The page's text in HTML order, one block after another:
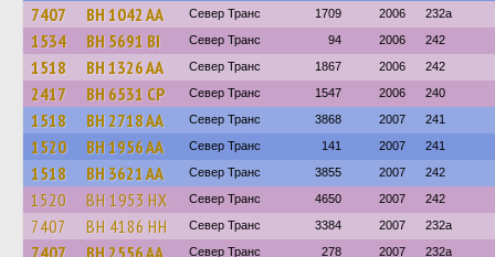
7407 BH 1042 AA Север Транс 1709 2006 232а
1534 BH 5691 BI Север Транс 94 2006 242
1518 BH 1326 AA Север Транс 1867 2006 242
2417 BH 6531 CP Север Транс 1547 2006 240
1518 BH 2718 AA Север Транс 3868 2007 241
1520 BH 1956 AA Север Транс 141 2007 241
1518 BH 3621 AA Север Транс 3855 2007 242
1520 BH 1953 HX Север Транс 4650 2007 242
7407 BH 4186 HH Север Транс 3384 2007 232а
7407 BH 2556 AA Север Транс 278 2007 232а